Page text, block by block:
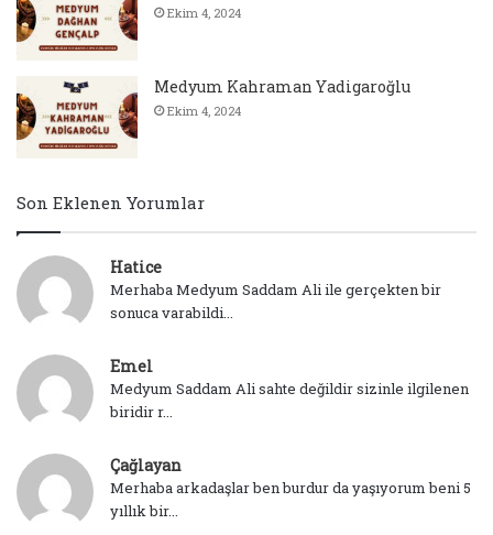
Ekim 4, 2024
Medyum Kahraman Yadigaroğlu
Ekim 4, 2024
Son Eklenen Yorumlar
Hatice
Merhaba Medyum Saddam Ali ile gerçekten bir
sonuca varabildi...
Emel
Medyum Saddam Ali sahte değildir sizinle ilgilenen
biridir r...
Çağlayan
Merhaba arkadaşlar ben burdur da yaşıyorum beni 5
yıllık bir...